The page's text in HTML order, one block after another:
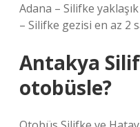
Adana – Silifke
– Silifke gezisi en az 2
Antakya
otobüsle?